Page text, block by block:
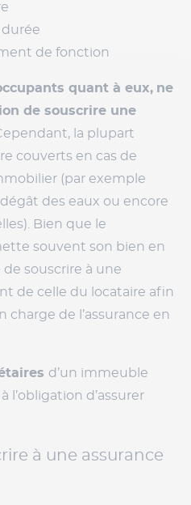
de fonction
quant à eux, ne
de souscrire une
la plupart
couverts en cas de
(par exemple
des eaux ou encore
Bien que le
souvent son bien en
de souscrire à une
de celle du locataire afin
charge de l’assurance en
d’un immeuble
l’obligation d’assurer
à une assurance